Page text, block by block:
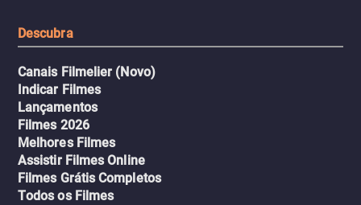
Descubra
Canais Filmelier (Novo)
Indicar Filmes
Lançamentos
Filmes 2026
Melhores Filmes
Assistir Filmes Online
Filmes Grátis Completos
Todos os Filmes